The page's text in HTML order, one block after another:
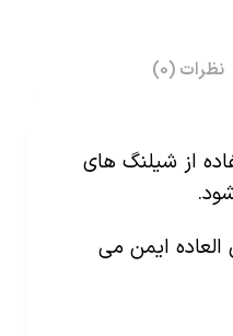
نظرات (0)
از شیلنگ های
ایمن می